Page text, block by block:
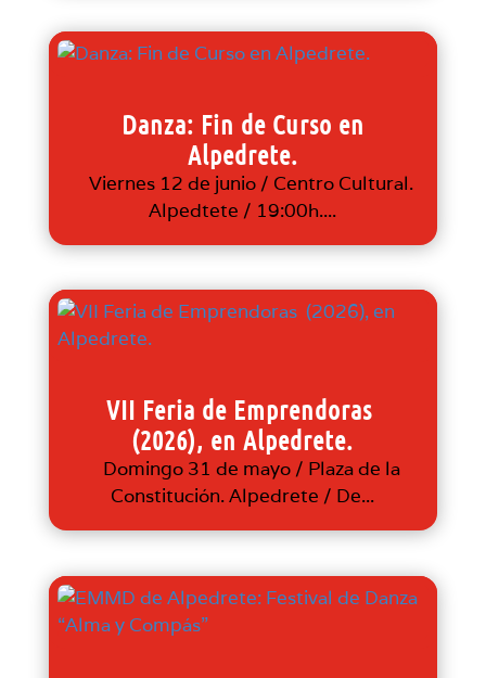
Danza: Fin de Curso en
Alpedrete.
Viernes 12 de junio / Centro Cultural.
Alpedtete / 19:00h....
VII Feria de Emprendoras
(2026), en Alpedrete.
Domingo 31 de mayo / Plaza de la
Constitución. Alpedrete / De...